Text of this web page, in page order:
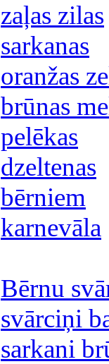
zaļas zilas
sarkanas
oranžas
brūnas
pelēkas
dzeltenas
bērniem
karnevāla
Bērnu
svārciņi
sarkani